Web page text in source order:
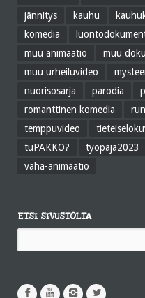
jännitys
kauhu
komedia
muu animaatio
muu
muu urheiluvideo
nuorisosarja
parodia
romanttinen komedia
temppuvideo
tuPAKKO?
työpaja2023
vaha-animaatio
ETSI SIVUSTOLTA